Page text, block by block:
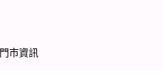
門市資訊